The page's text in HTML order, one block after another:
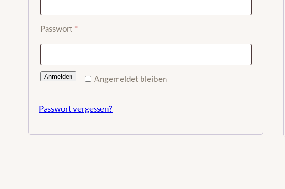
Passwort *Erforderlich
Angemeldet bleiben
Anmelden
Passwort vergessen?